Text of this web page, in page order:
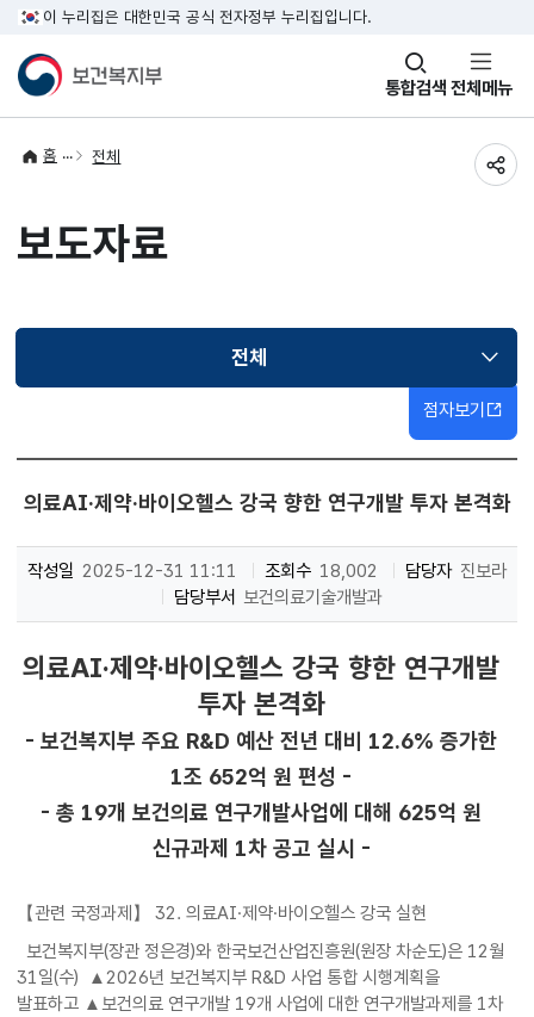
이 누리집은 대한민국 공식 전자정부 누리집입니다.
통합검색
창
열기 전체메뉴
홈 전체
보도자료
전체선택됨
점자보기
의료AI·제약·바이오헬스 강국 향한 연구개발 투자 본격화
작성일 2025-12-31 11:11 조회수 18,002 담당자 진보라
담당부서 보건의료기술개발과
의료AI·제약·바이오헬스 강국 향한 연구개발
투자 본격화
- 보건복지부 주요 R&D 예산 전년 대비 12.6% 증가한
1조 652억 원 편성 -
- 총 19개 보건의료 연구개발사업에 대해 625억 원
신규과제 1차 공고 실시 -
【관련 국정과제】 32. 의료AI·제약·바이오헬스 강국 실현
보건복지부(장관 정은경)와 한국보건산업진흥원(원장 차순도)은 12월
31일(수) ▲2026년 보건복지부 R&D 사업 통합 시행계획을
발표하고 ▲보건의료 연구개발 19개 사업에 대한 연구개발과제를 1차